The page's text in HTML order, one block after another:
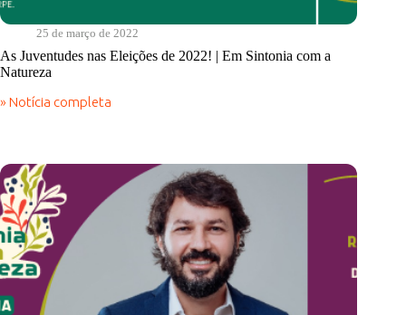
25 de março de 2022
As Juventudes nas Eleições de 2022! | Em Sintonia com a
Natureza
» Notícia completa
As
de
2022!
|
Em
Sintonia
com
a
Natureza